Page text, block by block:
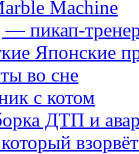
Machine
— пикап-
Японские
во сне
с котом
ДТП и